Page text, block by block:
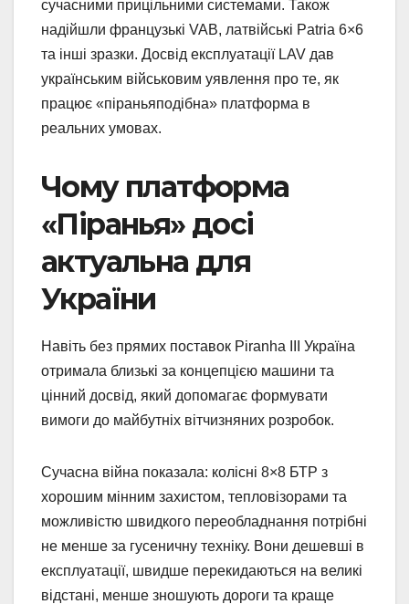
сучасними прицільними системами. Також
надійшли французькі VAB, латвійські Patria 6×6
та інші зразки. Досвід експлуатації LAV дав
українським військовим уявлення про те, як
працює «піраньяподібна» платформа в
реальних умовах.
Чому платформа
«Піранья» досі
актуальна для
України
Навіть без прямих поставок Piranha III Україна
отримала близькі за концепцією машини та
цінний досвід, який допомагає формувати
вимоги до майбутніх вітчизняних розробок.
Сучасна війна показала: колісні 8×8 БТР з
хорошим мінним захистом, тепловізорами та
можливістю швидкого переобладнання потрібні
не менше за гусеничну техніку. Вони дешевші в
експлуатації, швидше перекидаються на великі
відстані, менше зношують дороги та краще